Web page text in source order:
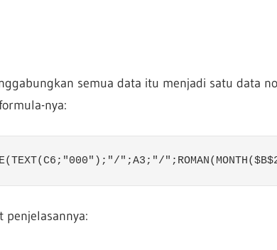
semua data itu menjadi satu data
nya:
";A3;"/
penjelasannya: